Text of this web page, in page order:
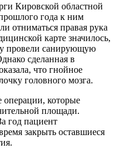
Кировской областной
года к ним
отниматься правая рука
карте значилось,
провели санирующую
сделанная в
что гнойное
головного мозга.
операции, которые
площади.
год пациент
закрыть оставшиеся